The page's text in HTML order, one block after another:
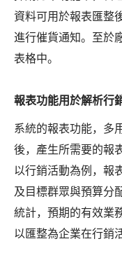
資料可用於報表匯整
進行催貨通知。至於
表格中。
報表功能用於解析行
系統的報表功能，多
後，產生所需要的報
以行銷活動為例，報
及目標群眾與預算分
統計，預期的有效業
以匯整為企業在行銷